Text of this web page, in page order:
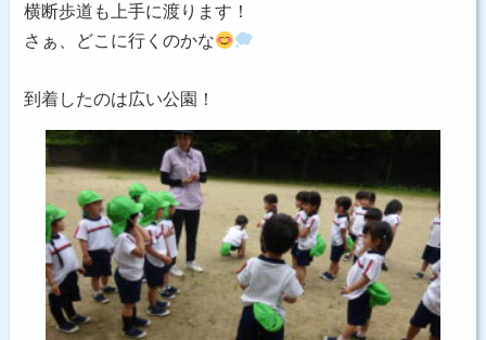
横断歩道も上手に渡ります！
さぁ、どこに行くのかな
到着したのは広い公園！